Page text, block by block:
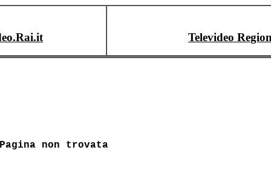
Televideo
Pagina non trovata